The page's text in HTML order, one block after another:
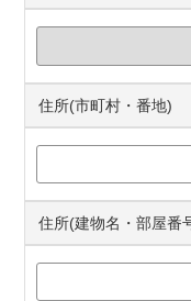
住所(市町村・番地)
住所(建物名・部屋番